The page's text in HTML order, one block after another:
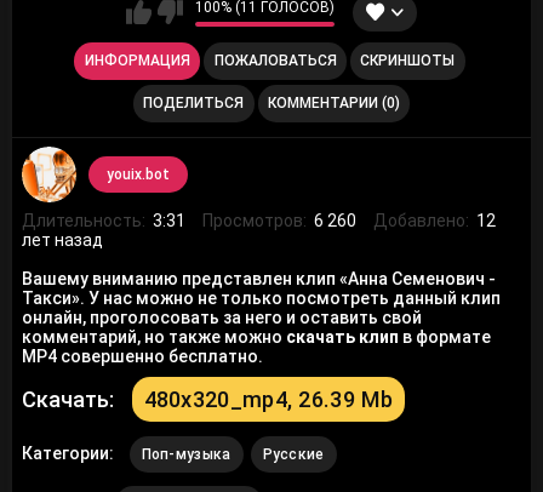
100% (11 ГОЛОСОВ)
ИНФОРМАЦИЯ ПОЖАЛОВАТЬСЯ СКРИНШОТЫ
ПОДЕЛИТЬСЯ КОММЕНТАРИИ (0)
youix.bot
Длительность: 3:31 Просмотров: 6 260 Добавлено: 12
лет назад
Вашему вниманию представлен клип «Анна Семенович -
Такси». У нас можно не только посмотреть данный клип
онлайн, проголосовать за него и оставить свой
комментарий, но также можно скачать клип в формате
MP4 совершенно бесплатно.
Скачать: 480x320_mp4, 26.39 Mb
Категории: Поп-музыка Русские